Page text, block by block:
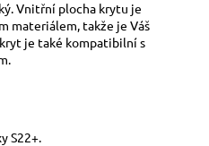
Vnitřní plocha krytu je
materiálem, takže je Váš
je také kompatibilní s
S22+.